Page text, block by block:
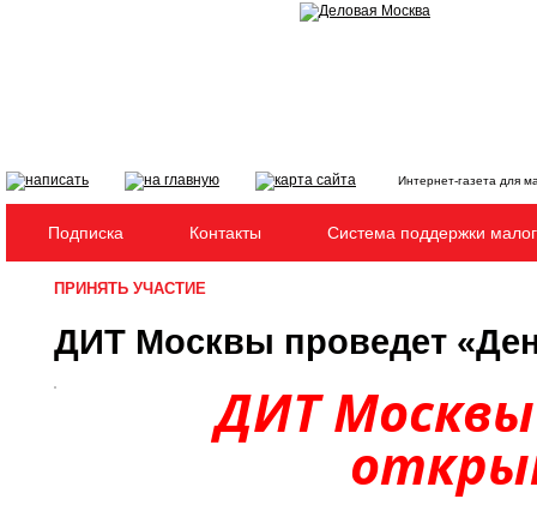
Интернет-газета для
Подписка Контакты Система поддержки
ПРИНЯТЬ УЧАСТИЕ
ДИТ Москвы проведет
ДИТ